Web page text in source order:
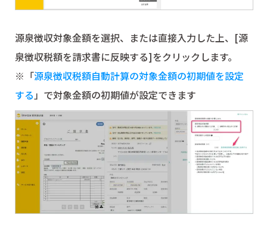
源泉徴収対象金額を選択、または直接入力した上、[源
泉徴収税額を請求書に反映する]をクリックします。
※「源泉徴収税額自動計算の対象金額の初期値を設定
する 」で対象金額の初期値が設定できます